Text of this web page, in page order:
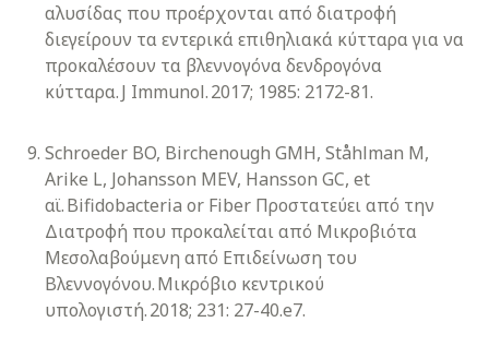
αλυσίδας που προέρχονται από διατροφή
διεγείρουν τα εντερικά επιθηλιακά κύτταρα για να
προκαλέσουν τα βλεννογόνα δενδρογόνα
κύτταρα. J Immunol. 2017; 1985: 2172-81.
Schroeder BO, Birchenough GMH, Ståhlman M,
Arike L, Johansson MEV, Hansson GC, et
αϊ. Bifidobacteria or Fiber Προστατεύει από την
Διατροφή που προκαλείται από Μικροβιότα
Μεσολαβούμενη από Επιδείνωση του
Βλεννογόνου. Μικρόβιο κεντρικού
υπολογιστή. 2018; 231: 27-40.e7.